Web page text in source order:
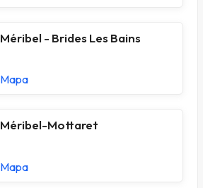
Méribel - Brides Les Bains
Mapa
Méribel-Mottaret
Mapa